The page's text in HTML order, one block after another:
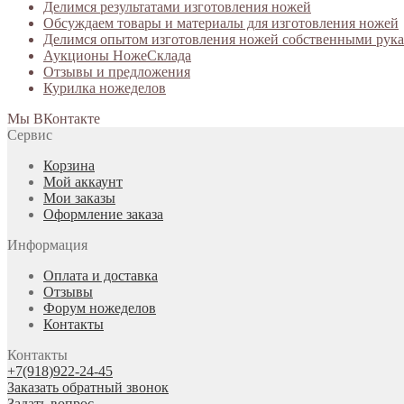
Делимся результатами изготовления ножей
Обсуждаем товары и материалы для изготовления ножей
Делимся опытом изготовления ножей собственными
Аукционы НожеСклада
Отзывы и предложения
Курилка ножеделов
Мы ВКонтакте
Сервис
Корзина
Мой аккаунт
Мои заказы
Оформление заказа
Информация
Оплата и доставка
Отзывы
Форум ножеделов
Контакты
Контакты
+7(918)922-24-45
Заказать обратный звонок